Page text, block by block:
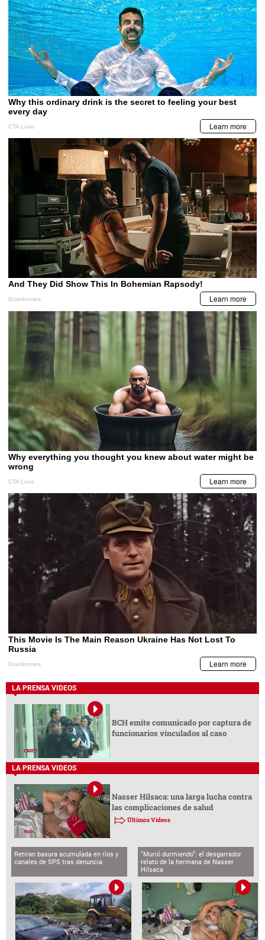
LA PRENSA VIDEOS
BCH emite comunicado por captura de
funcionarios vinculados al caso
LA PRENSA VIDEOS
Nasser Hilsaca: una larga lucha contra
las complicaciones de salud
Últimos Videos
Retiran basura acumulada en ríos y
canales de SPS tras denuncia
“Murió durmiendo”: el desgarrador
relato de la hermana de Nasser
Hilsaca